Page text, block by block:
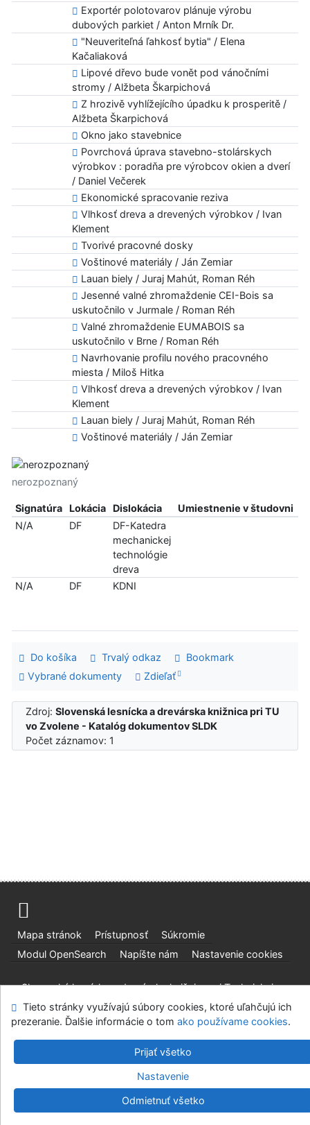
Exportér polotovarov plánuje výrobu
dubových parkiet / Anton Mrník Dr.
"Neuveriteľná ľahkosť bytia" / Elena
Kačaliaková
Lipové dřevo bude vonět pod vánočními
stromy / Alžbeta Škarpichová
Z hrozivě vyhlížejícího úpadku k prosperitě /
Alžbeta Škarpichová
Okno jako stavebnice
Povrchová úprava stavebno-stolárskych
výrobkov : poradňa pre výrobcov okien a dverí
/ Daniel Večerek
Ekonomické spracovanie reziva
Vlhkosť dreva a drevených výrobkov / Ivan
Klement
Tvorivé pracovné dosky
Voštinové materiály / Ján Zemiar
Lauan biely / Juraj Mahút, Roman Réh
Jesenné valné zhromaždenie CEI-Bois sa
uskutočnilo v Jurmale / Roman Réh
Valné zhromaždenie EUMABOIS sa
uskutočnilo v Brne / Roman Réh
Navrhovanie profilu nového pracovného
miesta / Miloš Hitka
Vlhkosť dreva a drevených výrobkov / Ivan
Klement
Lauan biely / Juraj Mahút, Roman Réh
Voštinové materiály / Ján Zemiar
nerozpoznaný
Signatúra Lokácia Dislokácia Umiestnenie v študovni
N/A
DF
DF-Katedra
mechanickej
technológie
dreva
N/A DF KDNI
Do košíka Trvalý odkaz
Bookmark
Vybrané dokumenty
Zdieľať
Zdroj:Slovenská lesnícka a drevárska knižnica pri TU
vo Zvolene - Katalóg dokumentov SLDK
Počet záznamov: 1
Mapa stránok Prístupnosť
Súkromie
Modul OpenSearch
Napíšte nám Nastavenie cookies
Slovenská lesnícka a drevárska knižnica pri Technickej
univerzite vo Zvolene
©1993-2026IPACv.4.8.63a -Cosmotron Slovakia, s.r.o.
Tieto stránky využívajú súbory cookies, ktoré uľahčujú ich
prezeranie. Ďalšie informácie o tom ako používame cookies.
Prijať všetko
Nastavenie
Odmietnuť všetko